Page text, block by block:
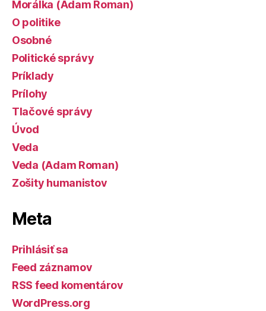
Morálka (Adam Roman)
O politike
Osobné
Politické správy
Príklady
Prílohy
Tlačové správy
Úvod
Veda
Veda (Adam Roman)
Zošity humanistov
Meta
Prihlásiť sa
Feed záznamov
RSS feed komentárov
WordPress.org